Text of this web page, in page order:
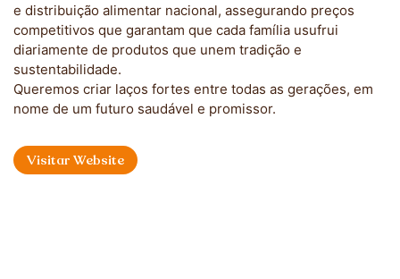
e distribuição alimentar nacional, assegurando preços
competitivos que garantam que cada família usufrui
diariamente de produtos que unem tradição e
sustentabilidade.
Queremos criar laços fortes entre todas as gerações, em
nome de um futuro saudável e promissor.
Visitar Website